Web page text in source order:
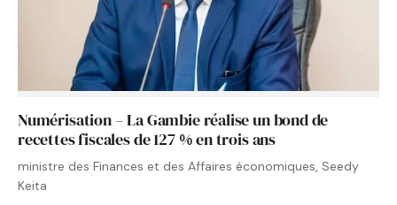
Numérisation – La Gambie réalise un bond de
recettes fiscales de 127 % en trois ans
ministre des Finances et des Affaires économiques, Seedy
Keita